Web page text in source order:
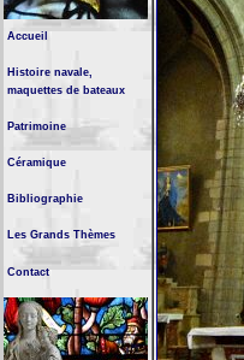
Accueil
Histoire navale,
maquettes de bateaux
Patrimoine
Céramique
Bibliographie
Les Grands Thèmes
Contact